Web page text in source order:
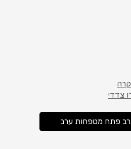
צדדי
פתח מטפחות ערב